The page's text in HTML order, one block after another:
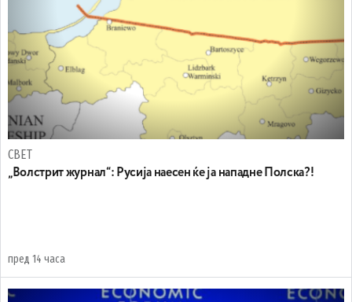
СВЕТ
„Волстрит журнал“: Русија наесен ќе ја нападне Полска?!
пред 14 часа